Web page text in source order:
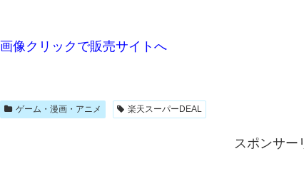
画像クリックで販売サイトへ
ゲーム・漫画・アニメ 楽天スーパーDEAL
スポンサー